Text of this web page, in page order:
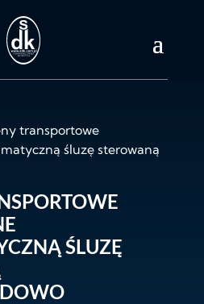
transportowe
śluzę sterowaną
ŚLUZĘ